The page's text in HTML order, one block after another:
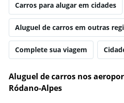
Carros para alugar em cidades
Aluguel de carros em outras
Complete sua viagem
Aluguel de carros nos
Ródano-Alpes